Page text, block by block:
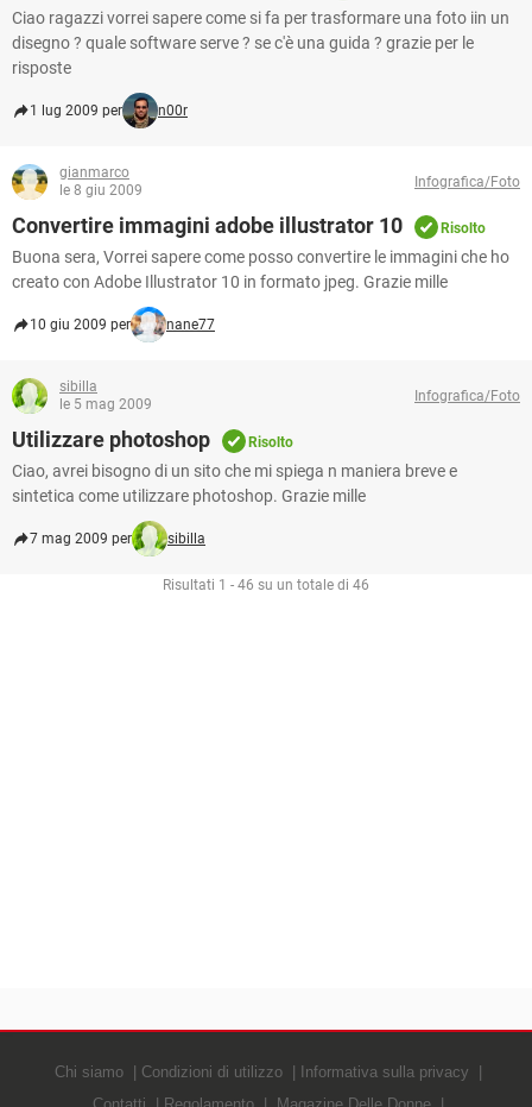
Ciao ragazzi vorrei sapere come si fa per trasformare una foto iin un
disegno ? quale software serve ? se c'è una guida ? grazie per le
risposte
1 lug 2009 per n00r
gianmarco
le 8 giu 2009
Infografica/Foto
Convertire immagini adobe illustrator 10 Risolto
Buona sera, Vorrei sapere come posso convertire le immagini che ho
creato con Adobe Illustrator 10 in formato jpeg. Grazie mille
10 giu 2009 per nane77
sibilla
le 5 mag 2009
Infografica/Foto
Utilizzare photoshop Risolto
Ciao, avrei bisogno di un sito che mi spiega n maniera breve e
sintetica come utilizzare photoshop. Grazie mille
7 mag 2009 per sibilla
Risultati 1 - 46 su un totale di 46
Chi siamo Condizioni di utilizzo
Informativa sulla privacy